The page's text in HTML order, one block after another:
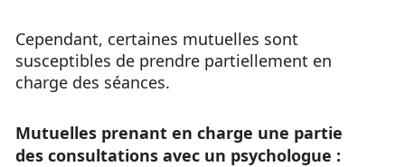
Cependant, certaines mutuelles sont
susceptibles de prendre partiellement en
charge des séances.
Mutuelles prenant en charge une partie
des consultations avec un psychologue :